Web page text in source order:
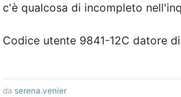
c'è qualcosa di incompleto
Codice utente 9841-12C datore
da serena.venier